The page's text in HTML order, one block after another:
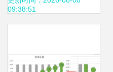
09:38:51